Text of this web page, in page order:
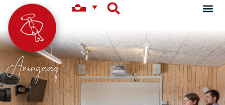
Aningaaq